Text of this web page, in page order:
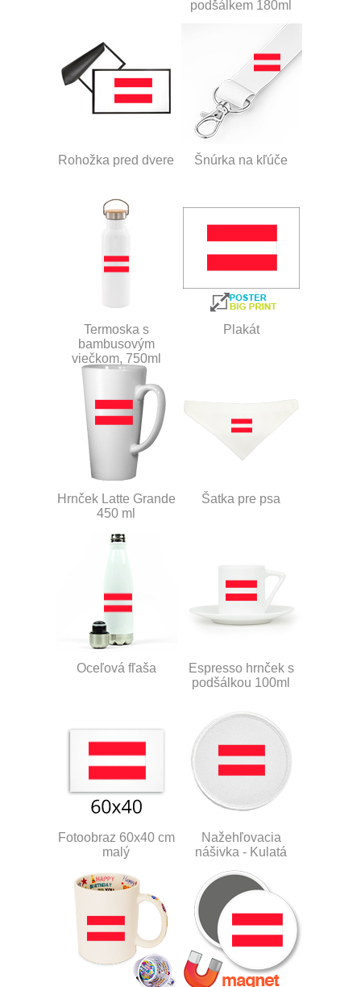
podšálkem 180ml
Rohožka pred dvere Šnúrka na kľúče
Termoska s
bambusovým
viečkom, 750ml
Plakát
Hrnček Latte Grande
450 ml
Šatka pre psa
Oceľová fľaša
Espresso hrnček s
podšálkou 100ml
Fotoobraz 60x40 cm
malý
Nažehľovacia
nášivka - Kulatá